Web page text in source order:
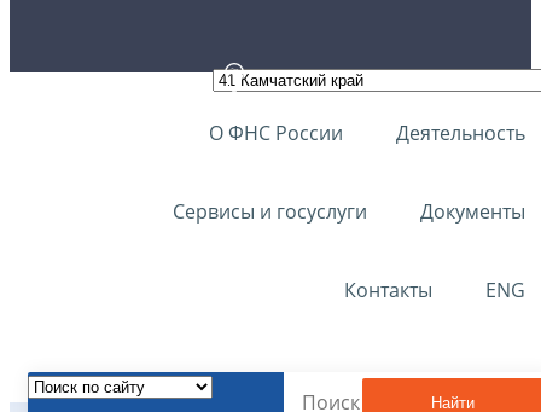
О ФНС России Деятельность
Сервисы и госуслуги Документы
Контакты ENG
Найти